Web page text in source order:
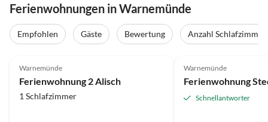
Ferienwohnungen in Warnemünde
Empfohlen Gäste Bewertung Anzahl Schlafzimmer
Warnemünde
Ferienwohnung 2 Alisch
1 Schlafzimmer
Warnemünde
Ferienwohnung
Schnellantworter